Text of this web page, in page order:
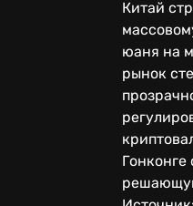
Китай
юаня на
рынок
Гонконге